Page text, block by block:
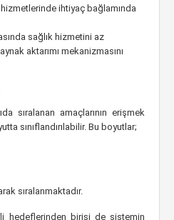
ihtiyaç bağlamında
sağlık hizmetini az
aktarımı mekanizmasını
sıralanan amaçlarının erişmek
sınıflandırılabilir. Bu boyutlar;
sıralanmaktadır.
hedeflerinden birisi de sistemin